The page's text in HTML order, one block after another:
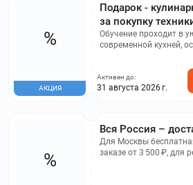
SMEG, за
Скидка
заказа менеджером.
Подарок -
за покупку
Обучение проходит в
современной кухней,
советами делятся
повара и известные
демонстрирует, что
%
АКЦИЯ
Активен до:
31 августа 2026 г.
Вся Россия –
Для Москвы
заказе от 3 500 ₽, для
%